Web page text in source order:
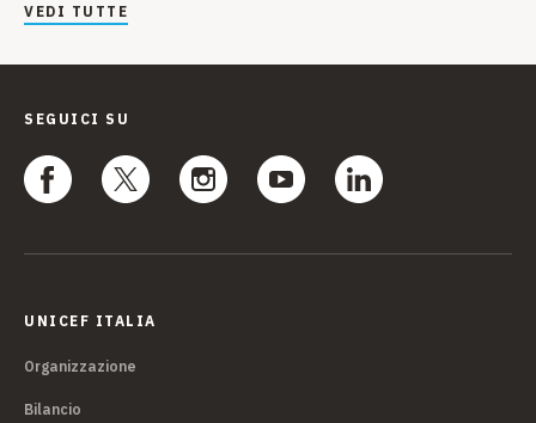
VEDI TUTTE
SEGUICI SU
UNICEF ITALIA
Organizzazione
Bilancio